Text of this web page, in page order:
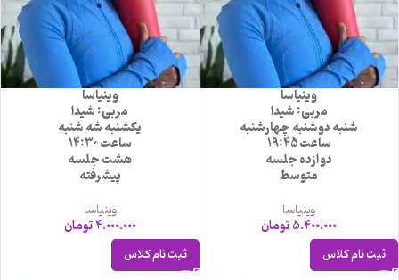
وینیاسا
مربی: شیدا
شنبه دوشنبه چهارشنبه
ساعت 19:45
دوازده جلسه
متوسط
وینیاسا
5.400.000تومان
ثبت نام کلاس
وینیاسا
مربی: شیدا
یکشنبه شه شنبه
ساعت 14:30
هشت جلسه
پیشرفته
وینیاسا
4.000.000تومان
ثبت نام کلاس